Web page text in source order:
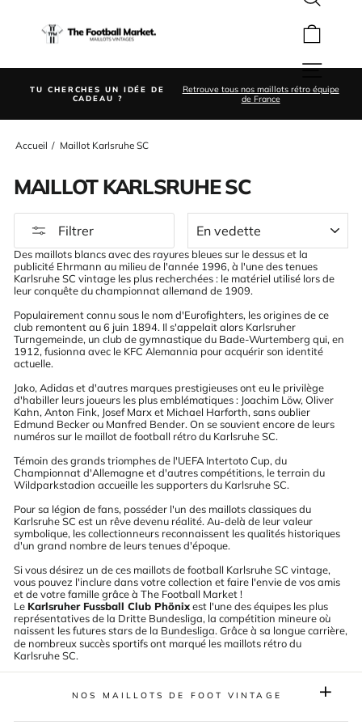
Rechercher
TU CHERCHES UN IDÉE DE
CADEAU ?
Retrouve tous nos maillots rétro équipe
de France
Accueil / Maillot Karlsruhe SC
MAILLOT KARLSRUHE SC
Filtrer
Des maillots blancs avec des rayures bleues sur le dessus et la
publicité Ehrmann au milieu de l'année 1996, à l'une des tenues
Karlsruhe SC vintage les plus recherchées : le matériel utilisé lors de
leur conquête du championnat allemand de 1909.
Populairement connu sous le nom d'Eurofighters, les origines de ce
club remontent au 6 juin 1894. Il s'appelait alors Karlsruher
Turngemeinde, un club de gymnastique du Bade-Wurtemberg qui, en
1912, fusionna avec le KFC Alemannia pour acquérir son identité
actuelle.
Jako, Adidas et d'autres marques prestigieuses ont eu le privilège
d'habiller leurs joueurs les plus emblématiques : Joachim Löw, Oliver
Kahn, Anton Fink, Josef Marx et Michael Harforth, sans oublier
Edmund Becker ou Manfred Bender. On se souvient encore de leurs
numéros sur le maillot de football rétro du Karlsruhe SC.
Témoin des grands triomphes de l'UEFA Intertoto Cup, du
Championnat d'Allemagne et d'autres compétitions, le terrain du
Wildparkstadion accueille les supporters du Karlsruhe SC.
Pour sa légion de fans, posséder l'un des maillots classiques du
Karlsruhe SC est un rêve devenu réalité. Au-delà de leur valeur
symbolique, les collectionneurs reconnaissent les qualités historiques
d'un grand nombre de leurs tenues d'époque.
Si vous désirez un de ces maillots de football Karlsruhe SC vintage,
vous pouvez l'inclure dans votre collection et faire l'envie de vos amis
et de votre famille grâce à The Football Market !
Le Karlsruher Fussball Club Phönixest l'une des équipes les plus
représentatives de la Dritte Bundesliga, la compétition mineure où
naissent les futures stars de la Bundesliga. Grâce à sa longue carrière,
de nombreux succès sportifs ont marqué les maillots rétro du
Karlsruhe SC.
NOS MAILLOTS DE FOOT VINTAGE